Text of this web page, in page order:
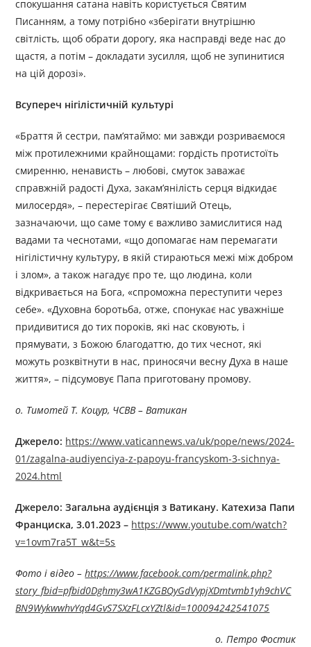
спокушання сатана навіть користується Святим
Писанням, а тому потрібно «зберігати внутрішню
світлість, щоб обрати дорогу, яка насправді веде нас до
щастя, а потім – докладати зусилля, щоб не зупинитися
на цій дорозі».
Всупереч нігілістичній культурі
«Браття й сестри, пам’ятаймо: ми завжди розриваємося
між протилежними крайнощами: гордість протистоїть
смиренню, ненависть – любові, смуток заважає
справжній радості Духа, закам’янілість серця відкидає
милосердя», – перестерігає Святіший Отець,
зазначаючи, що саме тому є важливо замислитися над
вадами та чеснотами, «що допомагає нам перемагати
нігілістичну культуру, в якій стираються межі між добром
і злом», а також нагадує про те, що людина, коли
відкривається на Бога, «спроможна переступити через
себе». «Духовна боротьба, отже, спонукає нас уважніше
придивитися до тих пороків, які нас сковують, і
прямувати, з Божою благодаттю, до тих чеснот, які
можуть розквітнути в нас, приносячи весну Духа в наше
життя», – підсумовує Папа приготовану промову.
о. Тимотей Т. Коцур, ЧСВВ – Ватикан
Джерелo: https://www.vaticannews.va/uk/pope/news/2024-
01/zagalna-audiyenciya-z-papoyu-francyskom-3-sichnya-
2024.html
Джерелo: Загальна аудієнція з Ватикану. Катехиза Папи
Франциска, 3.01.2023 – https://www.youtube.com/watch?
v=1ovm7ra5T_w&t=5s
Фото і відео – https://www.facebook.com/permalink.php?
story_fbid=pfbid0Dghmy3wA1KZGBQyGdVypjXDmtvmb1yh9chVC
BN9WykwwhvYqd4GvS7SXzFLcxYZtl&id=100094242541075
о. Петро Фостик